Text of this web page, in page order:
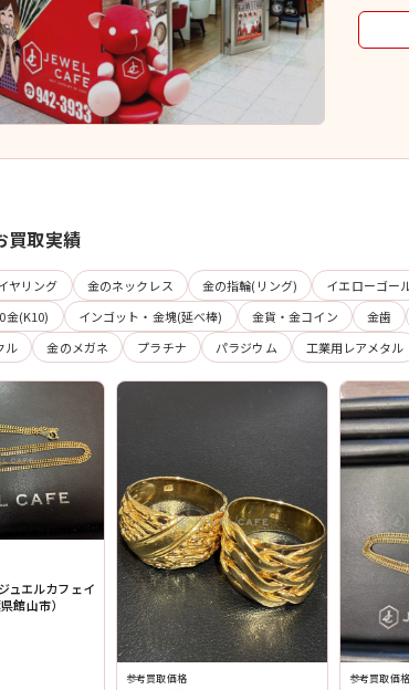
買取実績
ヤリング 金のネックレス 金の指輪(リング) イエローゴー
金(K10) インゴット・金塊(延べ棒) 金貨・金コイン 金歯
ル
金のメガネ プラチナ パラジウム 工業用レアメタル
ュエルカフェイ
館山市）
参考買取価格 参考買取価格